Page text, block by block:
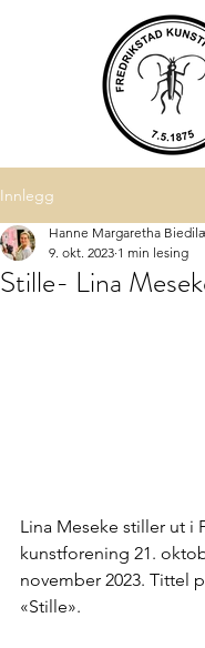
Innlegg
Stille- Lina
Hanne Margaretha
9. okt. 2023 1 min lesing
Lina Meseke stiller ut i
kunstforening 21.
november 2023. Tittel
«Stille».